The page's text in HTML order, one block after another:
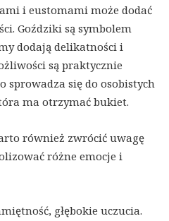
i eustomami może dodać
Goździki są symbolem
dodają delikatności i
są praktycznie
sprowadza się do osobistych
ma otrzymać bukiet.
również zwrócić uwagę
różne emocje i
głębokie uczucia.